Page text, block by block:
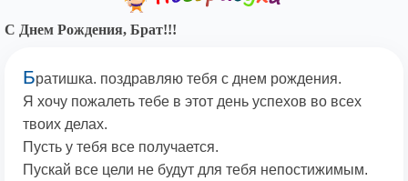
С Днем Рождения, Брат!!!
Братишка. поздравляю тебя с днем рождения.
Я хочу пожалеть тебе в этот день успехов во всех
твоих делах.
Пусть у тебя все получается.
Пускай все цели не будут для тебя непостижимым.